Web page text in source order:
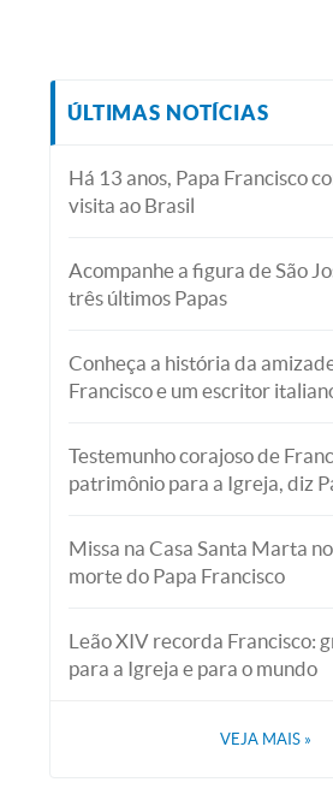
ÚLTIMAS NOTÍCIAS
Há 13 anos, Papa Francisco
visita ao Brasil
Acompanhe a figura de São
três últimos Papas
Conheça a história da
Francisco e um escritor
Testemunho corajoso de
patrimônio para a Igreja, diz
Missa na Casa Santa Marta
morte do Papa Francisco
Leão XIV recorda Francisco:
para a Igreja e para o mundo
VEJA MAIS »